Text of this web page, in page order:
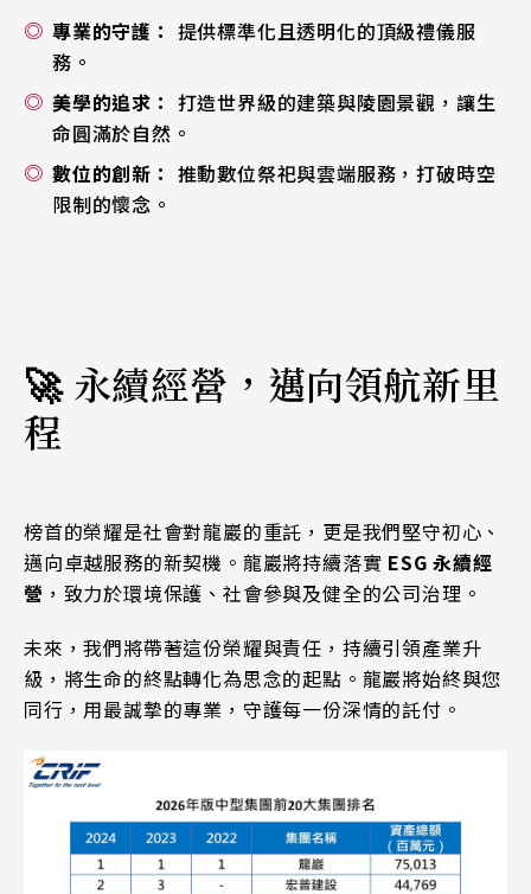
專業的守護：
提供標準化且透明化的頂級禮儀服
務。
美學的追求：
打造世界級的建築與陵園景觀，讓生
命圓滿於自然。
數位的創新：
推動數位祭祀與雲端服務，打破時空
限制的懷念。
🚀 永續經營，邁向領航新里
程
榜首的榮耀是社會對龍巖的重託，更是我們堅守初心、
邁向卓越服務的新契機。龍巖將持續落實 ESG 永續經
營 ，致力於環境保護、社會參與及健全的公司治理。
未來，我們將帶著這份榮耀與責任，持續引領產業升
級，將生命的終點轉化為思念的起點。龍巖將始終與您
同行，用最誠摯的專業，守護每一份深情的託付。